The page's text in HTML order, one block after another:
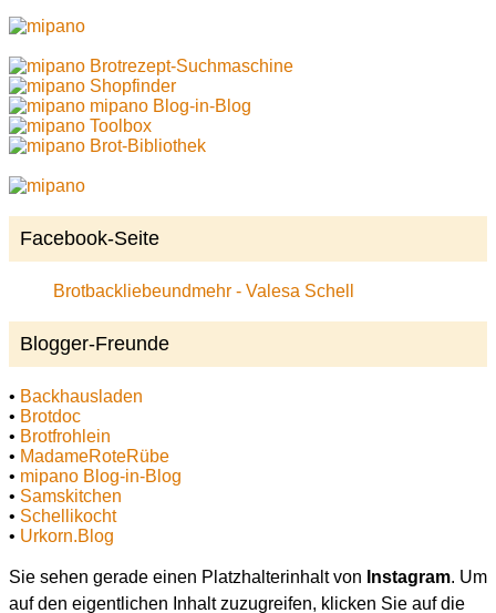
Brotrezept-Suchmaschine
Shopfinder
mipano Blog-in-Blog
Toolbox
Brot-Bibliothek
Facebook-Seite
Brotbackliebeundmehr - Valesa Schell
Blogger-Freunde
• Backhausladen
• Brotdoc
• Brotfrohlein
• MadameRoteRübe
• mipano Blog-in-Blog
• Samskitchen
• Schellikocht
• Urkorn.Blog
Sie sehen gerade einen Platzhalterinhalt von Instagram. Um
auf den eigentlichen Inhalt zuzugreifen, klicken Sie auf die